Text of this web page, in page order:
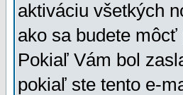
aktiváciu všetkých
ako sa budete
Pokiaľ Vám bol
pokiaľ ste tento e-